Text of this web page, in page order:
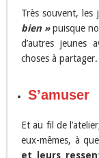
Très souvent, les
bien »puisque
d’autres jeunes
choses à partager.
S’amuser
Et au fil de
eux-mêmes, à
et leurs